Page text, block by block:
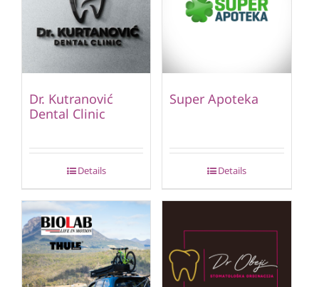
Dr. Kutranović
Dental Clinic
Details
Super Apoteka
Details